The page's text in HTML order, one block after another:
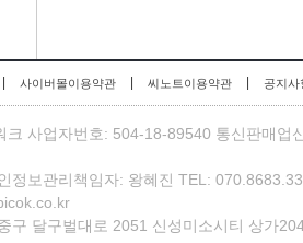
사이버몰이용약관 씨노트이용약관 공지사
크 사업자번호: 504-18-89540 통신판매업
정보관리책임자: 왕혜진 TEL:
구 달구벌대로 2051 신성미소시티 상가